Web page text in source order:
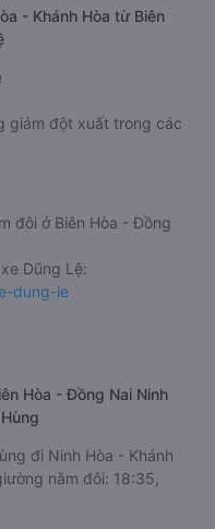
- Khánh Hòa từ Biên
giảm đột xuất trong các
đôi ở Biên Hòa - Đồng
Dũng Lệ:
dung-le
Hòa - Đồng Nai Ninh
đi Ninh Hòa - Khánh
nằm đôi: 18:35,